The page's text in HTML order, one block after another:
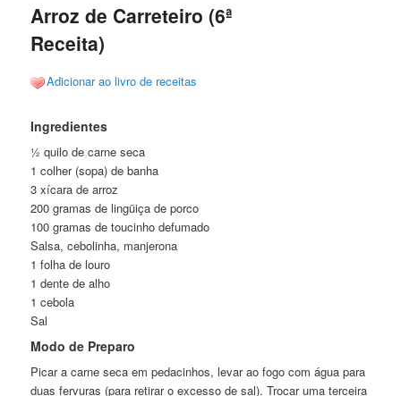
Arroz de Carreteiro (6ª
Receita)
Adicionar ao livro de receitas
Ingredientes
½ quilo de carne seca
1 colher (sopa) de banha
3 xícara de arroz
200 gramas de lingüiça de porco
100 gramas de toucinho defumado
Salsa, cebolinha, manjerona
1 folha de louro
1 dente de alho
1 cebola
Sal
Modo de Preparo
Picar a carne seca em pedacinhos, levar ao fogo com água para
duas fervuras (para retirar o excesso de sal). Trocar uma terceira